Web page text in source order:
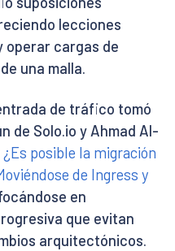
lecciones
operar cargas de
una malla.
de tráfico tomó
de Solo.io y Ahmad Al-
¿Es posible la migración
de Ingress y
en
que evitan
arquitectónicos.